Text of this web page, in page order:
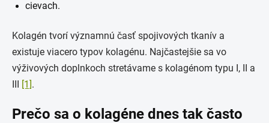
cievach.
Kolagén tvorí významnú časť spojivových tkanív a
existuje viacero typov kolagénu. Najčastejšie sa vo
výživových doplnkoch stretávame s kolagénom typu I, II a
[1].
Prečo sa o kolagéne dnes tak často